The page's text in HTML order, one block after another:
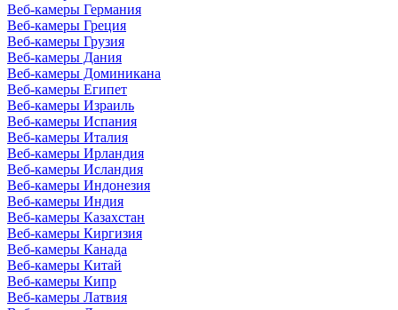
Веб-камеры Германия
Веб-камеры Греция
Веб-камеры Грузия
Веб-камеры Дания
Веб-камеры Доминикана
Веб-камеры Египет
Веб-камеры Израиль
Веб-камеры Испания
Веб-камеры Италия
Веб-камеры Ирландия
Веб-камеры Исландия
Веб-камеры Индонезия
Веб-камеры Индия
Веб-камеры Казахстан
Веб-камеры Киргизия
Веб-камеры Канада
Веб-камеры Китай
Веб-камеры Кипр
Веб-камеры Латвия